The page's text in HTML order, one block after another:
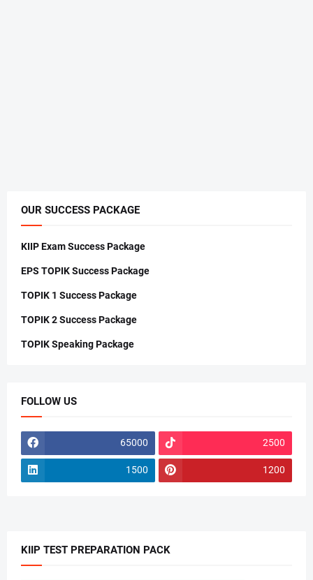
OUR SUCCESS PACKAGE
KIIP Exam Success Package
EPS TOPIK Success Package
TOPIK 1 Success Package
TOPIK 2 Success Package
TOPIK Speaking Package
FOLLOW US
65000 2500
1500 1200
KIIP TEST PREPARATION PACK